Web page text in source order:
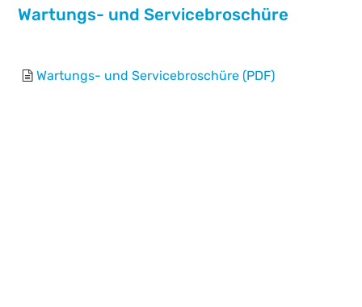
Wartungs- und Servicebroschüre
Wartungs- und Servicebroschüre (PDF)